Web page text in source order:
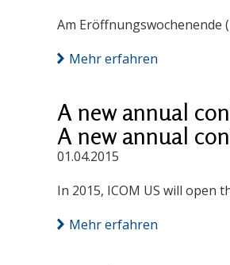
Am Eröffnungswochenende
Mehr erfahren
A new annual
A new annual
01.04.2015
In 2015, ICOM US will open
Mehr erfahren